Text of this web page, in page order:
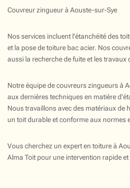
Couvreur zingueur à Aouste-sur-Sye
Nos services incluent l'étanchéité des
et la pose de toiture bac acier. Nos
aussi la recherche de fuite et les travaux
Notre équipe de couvreurs zingueurs à
aux dernières techniques en matière
Nous travaillons avec des matériaux de
un toit durable et conforme aux normes
Vous cherchez un expert en toiture à
Alma Toit pour une intervention rapide